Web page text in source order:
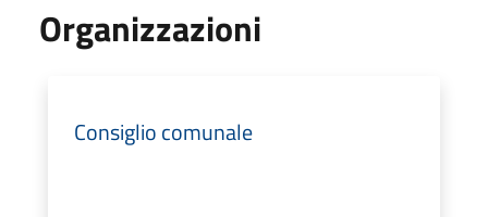
Organizzazioni
Consiglio comunale